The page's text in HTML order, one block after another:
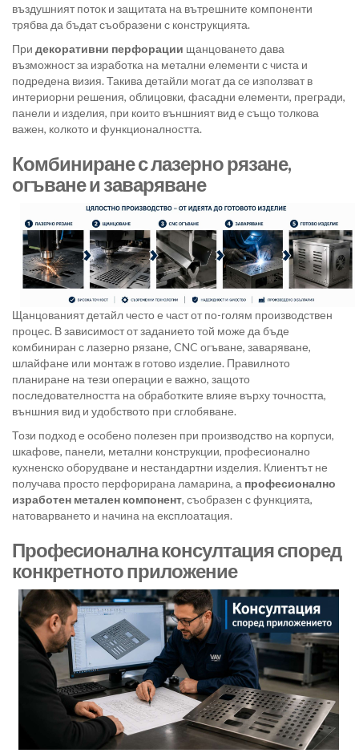
въздушният поток и защитата на вътрешните компоненти
трябва да бъдат съобразени с конструкцията.
При декоративни перфорации щанцоването дава
възможност за изработка на метални елементи с чиста и
подредена визия. Такива детайли могат да се използват в
интериорни решения, облицовки, фасадни елементи, прегради,
панели и изделия, при които външният вид е също толкова
важен, колкото и функционалността.
Комбиниране с лазерно рязане,
огъване и заваряване
Щанцованият детайл често е част от по-голям производствен
процес. В зависимост от заданието той може да бъде
комбиниран с лазерно рязане, CNC огъване, заваряване,
шлайфане или монтаж в готово изделие. Правилното
планиране на тези операции е важно, защото
последователността на обработките влияе върху точността,
външния вид и удобството при сглобяване.
Този подход е особено полезен при производство на корпуси,
шкафове, панели, метални конструкции, професионално
кухненско оборудване и нестандартни изделия. Клиентът не
получава просто перфорирана ламарина, а професионално
изработен метален компонент, съобразен с функцията,
натоварването и начина на експлоатация.
Професионална консултация според
конкретното приложение